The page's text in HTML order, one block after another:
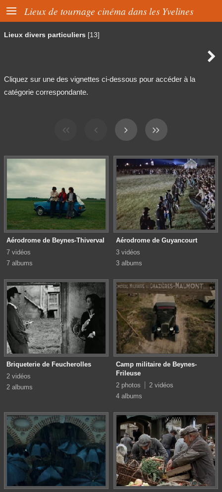
 Lieux de tournage cinéma dans les Yvelines
Lieux divers particuliers [13]

Cliquez sur une des vignettes ci-dessous pour accéder à la
catégorie correspondante.
Aérodrome de Beynes-Thiverval
7 vidéos
7 albums
Aérodrome de Guyancourt
3 vidéos
3 albums
Briqueterie de Feucherolles
2 vidéos
2 albums
Camp militaire de Beynes-
Frileuse
2 photos
2 vidéos
4 albums